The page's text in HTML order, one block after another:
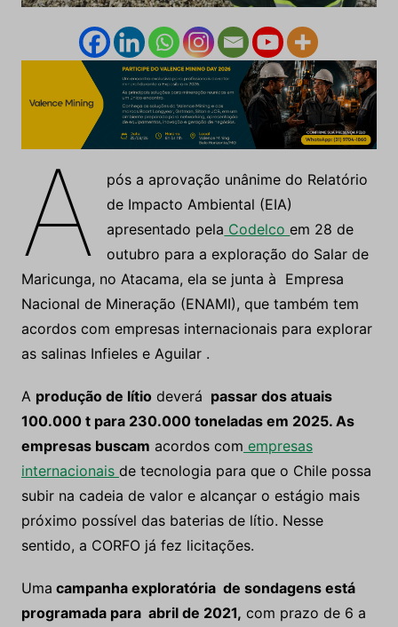
A
pós a aprovação unânime do Relatório
de Impacto Ambiental (EIA)
apresentado pela Codelcoem 28 de
outubro para a exploração do Salar de
Maricunga, no Atacama, ela se junta à Empresa
Nacional de Mineração (ENAMI), que também tem
acordos com empresas internacionais para explorar
as salinas Infieles e Aguilar .
A produção de lítiodeverá passar dos atuais
100.000 t para 230.000 toneladas em 2025. As
empresas buscam acordos com empresas
internacionais de tecnologia para que o Chile possa
subir na cadeia de valor e alcançar o estágio mais
próximo possível das baterias de lítio. Nesse
sentido, a CORFO já fez licitações.
Uma campanha exploratória de sondagens está
programada para abril de 2021, com prazo de 6 a